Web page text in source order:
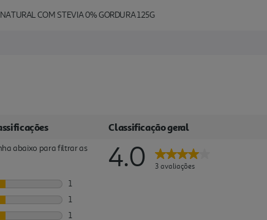
COM STEVIA 0% GORDURA 125G